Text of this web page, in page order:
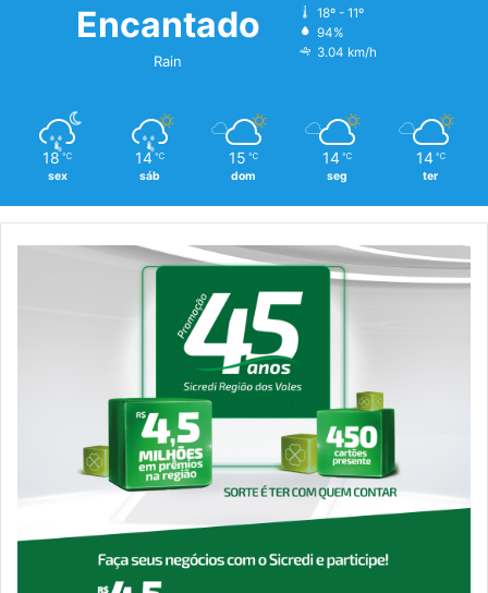
Encantado
Rain
18º - 11º
94%
3.04 km/h
18 ℃
sex
14 ℃
sáb
15 ℃
dom
14 ℃
seg
14 ℃
ter